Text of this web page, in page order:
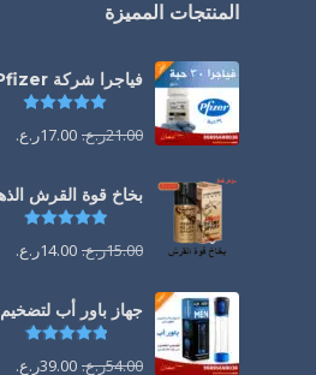
المنتجات المميزة
فياجرا شركة Pfizer في عُمان
21.00ر.ع. 17.00ر.ع.
بخاخ قوة القرش الذهبي
تم
15.00ر.ع. 14.00ر.ع.
جهاز باور أب
تم
54.00ر.ع. 39.00ر.ع.